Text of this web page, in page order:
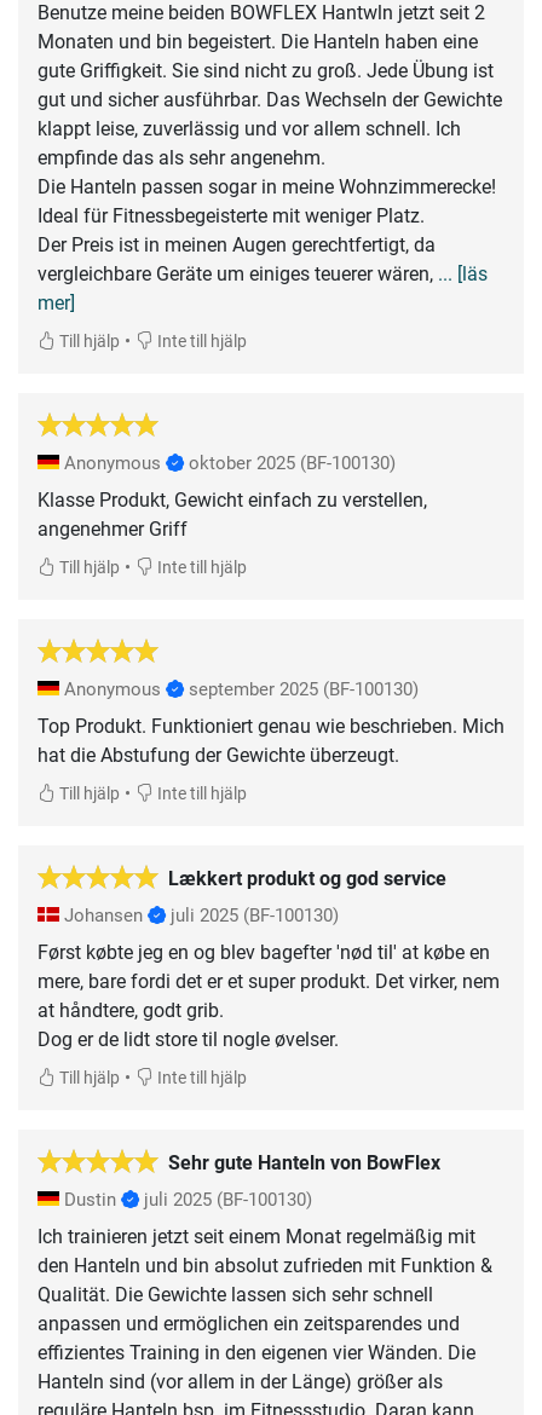
Benutze meine beiden BOWFLEX Hantwln jetzt seit 2
Monaten und bin begeistert. Die Hanteln haben eine
gute Griffigkeit. Sie sind nicht zu groß. Jede Übung ist
gut und sicher ausführbar. Das Wechseln der Gewichte
klappt leise, zuverlässig und vor allem schnell. Ich
empfinde das als sehr angenehm.
Die Hanteln passen sogar in meine Wohnzimmerecke!
Ideal für Fitnessbegeisterte mit weniger Platz.
Der Preis ist in meinen Augen gerechtfertigt, da
vergleichbare Geräte um einiges teuerer wären, ... [läs
mer]
Till hjälp • Inte till hjälp
Anonymous oktober 2025 (BF-100130)
Klasse Produkt, Gewicht einfach zu verstellen,
angenehmer Griff
Till hjälp • Inte till hjälp
Anonymous september 2025 (BF-100130)
Top Produkt. Funktioniert genau wie beschrieben. Mich
hat die Abstufung der Gewichte überzeugt.
Till hjälp • Inte till hjälp
Lækkert produkt og god service
Johansen juli 2025 (BF-100130)
Først købte jeg en og blev bagefter 'nød til' at købe en
mere, bare fordi det er et super produkt. Det virker, nem
at håndtere, godt grib.
Dog er de lidt store til nogle øvelser.
Till hjälp • Inte till hjälp
Sehr gute Hanteln von BowFlex
Dustin juli 2025 (BF-100130)
Ich trainieren jetzt seit einem Monat regelmäßig mit
den Hanteln und bin absolut zufrieden mit Funktion &
Qualität. Die Gewichte lassen sich sehr schnell
anpassen und ermöglichen ein zeitsparendes und
effizientes Training in den eigenen vier Wänden. Die
Hanteln sind (vor allem in der Länge) größer als